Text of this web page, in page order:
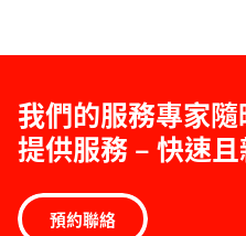
我們的服務專家
提供服務 – 快速
預約聯絡